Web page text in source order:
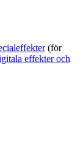
(för
effekter och